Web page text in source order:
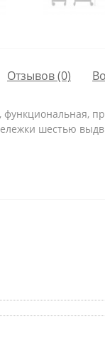
Отзывов (0)
шестью